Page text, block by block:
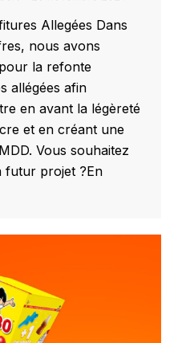
Allegées Dans
nous avons
la refonte
allégées afin
en avant la légèreté
et en créant une
Vous souhaitez
futur projet ?En